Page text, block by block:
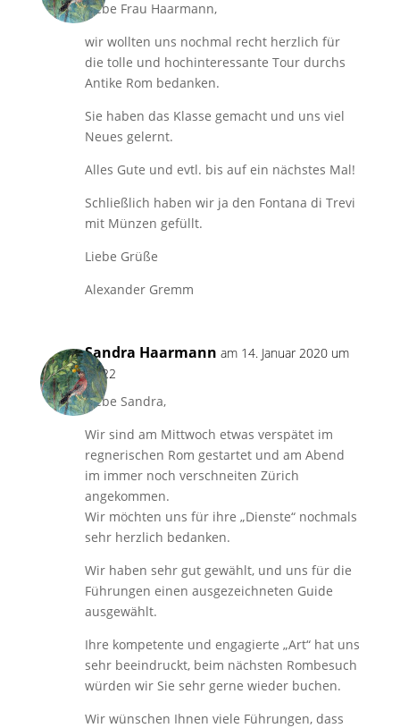
Liebe Frau Haarmann,
wir wollten uns nochmal recht herzlich für
die tolle und hochinteressante Tour durchs
Antike Rom bedanken.
Sie haben das Klasse gemacht und uns viel
Neues gelernt.
Alles Gute und evtl. bis auf ein nächstes Mal!
Schließlich haben wir ja den Fontana di Trevi
mit Münzen gefüllt.
Liebe Grüße
Alexander Gremm
Sandra Haarmann am 14. Januar 2020 um
18:22
Liebe Sandra,
Wir sind am Mittwoch etwas verspätet im
regnerischen Rom gestartet und am Abend
im immer noch verschneiten Zürich
angekommen.
Wir möchten uns für ihre „Dienste“ nochmals
sehr herzlich bedanken.
Wir haben sehr gut gewählt, und uns für die
Führungen einen ausgezeichneten Guide
ausgewählt.
Ihre kompetente und engagierte „Art“ hat uns
sehr beeindruckt, beim nächsten Rombesuch
würden wir Sie sehr gerne wieder buchen.
Wir wünschen Ihnen viele Führungen, dass